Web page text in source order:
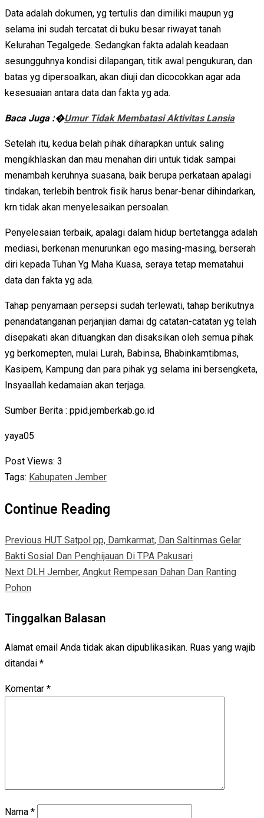
Data adalah dokumen, yg tertulis dan dimiliki maupun yg
selama ini sudah tercatat di buku besar riwayat tanah
Kelurahan Tegalgede. Sedangkan fakta adalah keadaan
sesungguhnya kondisi dilapangan, titik awal pengukuran, dan
batas yg dipersoalkan, akan diuji dan dicocokkan agar ada
kesesuaian antara data dan fakta yg ada.
Baca Juga :�Umur Tidak Membatasi Aktivitas Lansia
Setelah itu, kedua belah pihak diharapkan untuk saling
mengikhlaskan dan mau menahan diri untuk tidak sampai
menambah keruhnya suasana, baik berupa perkataan apalagi
tindakan, terlebih bentrok fisik harus benar-benar dihindarkan,
krn tidak akan menyelesaikan persoalan.
Penyelesaian terbaik, apalagi dalam hidup bertetangga adalah
mediasi, berkenan menurunkan ego masing-masing, berserah
diri kepada Tuhan Yg Maha Kuasa, seraya tetap mematahui
data dan fakta yg ada.
Tahap penyamaan persepsi sudah terlewati, tahap berikutnya
penandatanganan perjanjian damai dg catatan-catatan yg telah
disepakati akan dituangkan dan disaksikan oleh semua pihak
yg berkomepten, mulai Lurah, Babinsa, Bhabinkamtibmas,
Kasipem, Kampung dan para pihak yg selama ini bersengketa,
Insyaallah kedamaian akan terjaga.
Sumber Berita : ppid.jemberkab.go.id
yaya05
Post Views: 3
Tags: Kabupaten Jember
Continue Reading
Previous HUT Satpol pp, Damkarmat, Dan Saltinmas Gelar
Bakti Sosial Dan Penghijauan Di TPA Pakusari
Next DLH Jember, Angkut Rempesan Dahan Dan Ranting
Pohon
Tinggalkan Balasan
Alamat email Anda tidak akan dipublikasikan. Ruas yang wajib
ditandai *
Komentar *
Nama *